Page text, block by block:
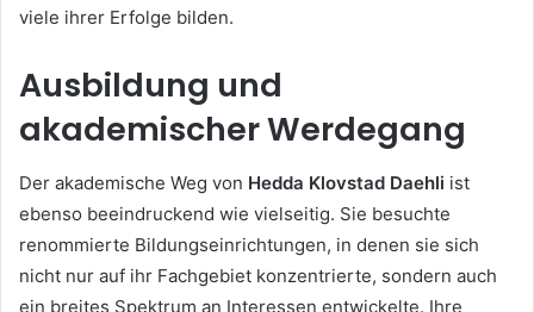
viele ihrer Erfolge bilden.
Ausbildung und
akademischer Werdegang
Der akademische Weg von Hedda Klovstad Daehli ist
ebenso beeindruckend wie vielseitig. Sie besuchte
renommierte Bildungseinrichtungen, in denen sie sich
nicht nur auf ihr Fachgebiet konzentrierte, sondern auch
ein breites Spektrum an Interessen entwickelte. Ihre